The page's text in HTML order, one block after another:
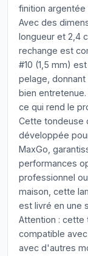
finition argentée
Avec des
longueur et 2,4
rechange est
#10 (1,5 mm)
pelage,
bien
ce qui rend le
Cette tondeuse
développée
MaxGo,
performances
professionnel
maison, cette
est livré en une
Attention : cette
compatible
avec d'autres